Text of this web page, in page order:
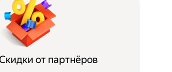
от партнёров